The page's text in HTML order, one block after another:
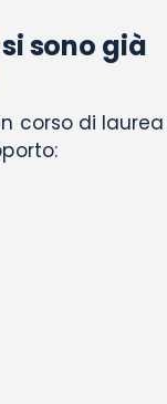
sono già
corso di laurea